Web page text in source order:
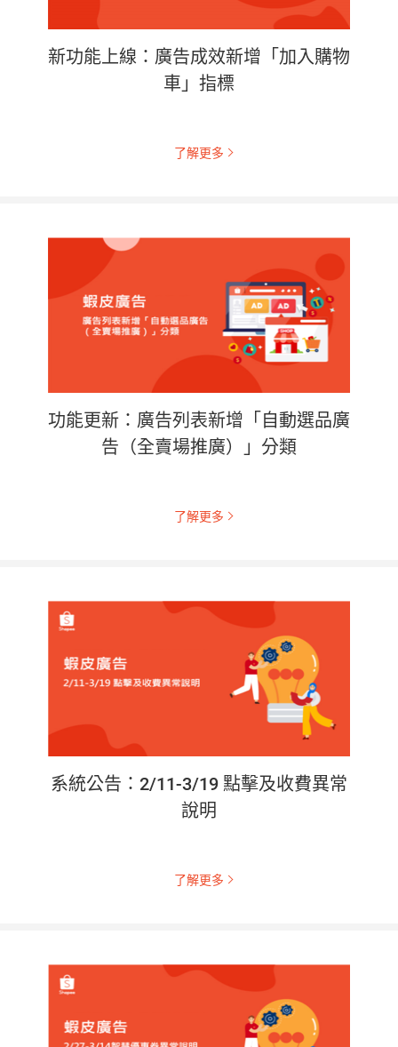
新功能上線：廣告成效新增「加入購物
車」指標
了解更多
功能更新：廣告列表新增「自動選品廣
告（全賣場推廣）」分類
了解更多
系統公告：2/11-3/19 點擊及收費異常
說明
了解更多